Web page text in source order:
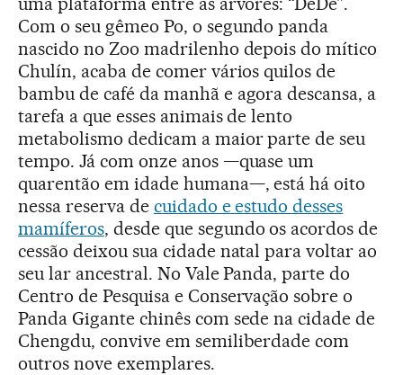
Com o seu gêmeo Po, o segundo panda
nascido no Zoo madrilenho depois do mítico
Chulín, acaba de comer vários quilos de
bambu de café da manhã e agora descansa, a
tarefa a que esses animais de lento
metabolismo dedicam a maior parte de seu
tempo. Já com onze anos —quase um
quarentão em idade humana—, está há oito
nessa reserva de cuidado e estudo desses
mamíferos, desde que segundo os acordos de
cessão deixou sua cidade natal para voltar ao
seu lar ancestral. No Vale Panda, parte do
Centro de Pesquisa e Conservação sobre o
Panda Gigante chinês com sede na cidade de
Chengdu, convive em semiliberdade com
outros nove exemplares.